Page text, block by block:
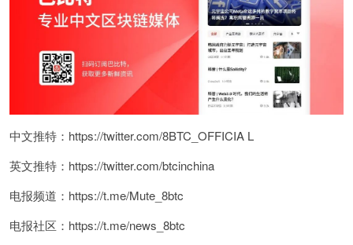
中文推特：https://twitter.com/8BTC_OFFICIA L
英文推特：https://twitter.com/btcinchina
电报频道：https://t.me/Mute_8btc
电报社区：https://t.me/news_8btc